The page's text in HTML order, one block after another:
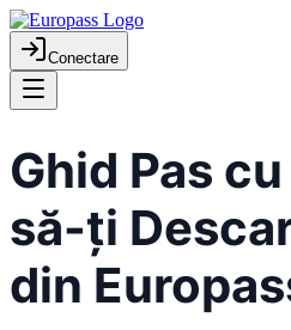
Conectare
Ghid Pas
să-ți
din